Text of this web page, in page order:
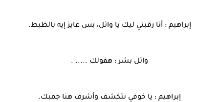
إبراهيم : أنا رقبتي ليك يا وائل، بس عايز إيه بالظبط.
وائل بشر : هقولك ..... .
إبراهيم : يا خوفي نتكشف وأشرف هنا جمبك.